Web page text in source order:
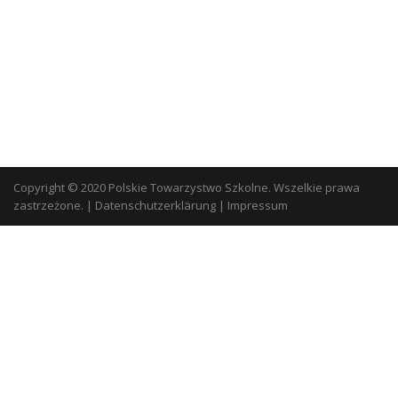
Copyright © 2020 Polskie Towarzystwo Szkolne. Wszelkie prawa
zastrzeżone. | Datenschutzerklärung | Impressum